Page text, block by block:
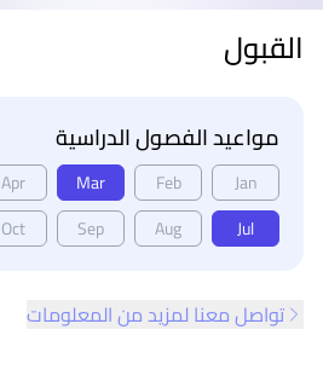
القبول
مواعيد الفصول الدراسية
Jan
Feb
Mar
Apr
Jul
Aug
Sep
Oct
تواصل معنا لمزيد من المعلومات